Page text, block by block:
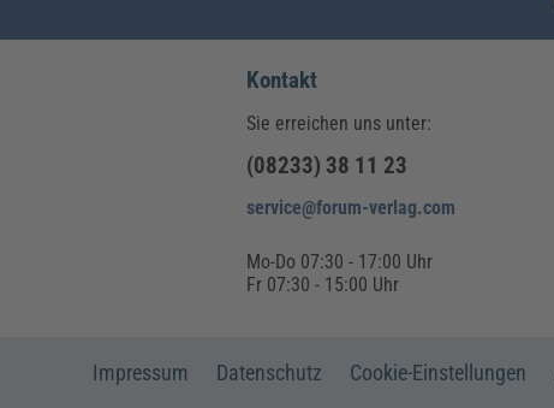
Kontakt
Sie erreichen uns unter:
(08233) 38 11 23
service@forum-verlag.com
Mo-Do 07:30 - 17:00 Uhr
Fr 07:30 - 15:00 Uhr
Impressum Datenschutz Cookie-Einstellungen